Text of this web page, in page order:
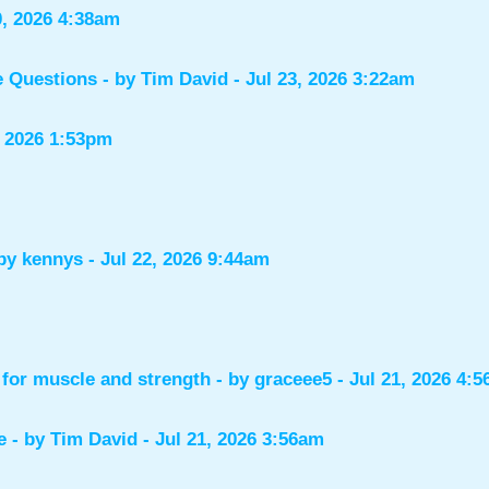
2026 4:38am
Questions - by Tim David- Jul 23, 2026 3:22am
1:53pm
kennys- Jul 22, 2026 9:44am
muscle and strength - by graceee5- Jul 21, 2026
- by Tim David- Jul 21, 2026 3:56am